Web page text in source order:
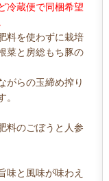
冷蔵便で同梱希望
料を使わずに栽培
菜と房総もち豚の
がらの玉締め搾り
。
料のごぼうと人参
味と風味が味わえ